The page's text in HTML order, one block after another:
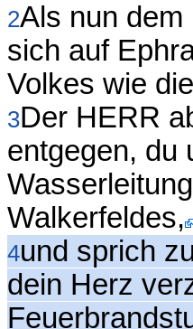
2Als nun
sich auf
Volkes wie
3Der HERR
entgegen, du
Walkerfeldes,
4und sprich
dein Herz